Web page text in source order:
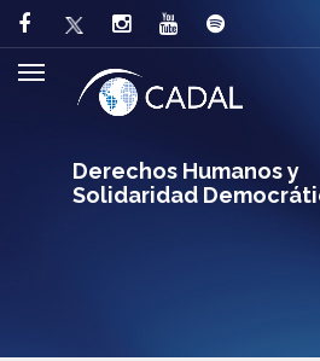
Derechos Humanos y
Solidaridad